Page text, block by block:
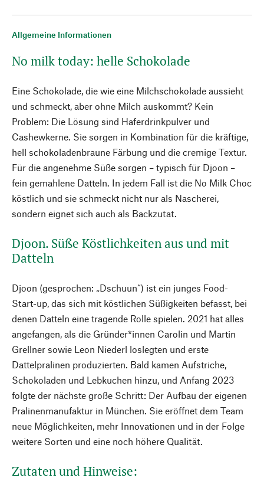
Allgemeine Informationen
No milk today: helle Schokolade
Eine Schokolade, die wie eine Milchschokolade aussieht
und schmeckt, aber ohne Milch auskommt? Kein
Problem: Die Lösung sind Haferdrinkpulver und
Cashewkerne. Sie sorgen in Kombination für die kräftige,
hell schokoladenbraune Färbung und die cremige Textur.
Für die angenehme Süße sorgen – typisch für Djoon –
fein gemahlene Datteln. In jedem Fall ist die No Milk Choc
köstlich und sie schmeckt nicht nur als Nascherei,
sondern eignet sich auch als Backzutat.
Djoon. Süße Köstlichkeiten aus und mit
Datteln
Djoon (gesprochen: „Dschuun“) ist ein junges Food-
Start-up, das sich mit köstlichen Süßigkeiten befasst, bei
denen Datteln eine tragende Rolle spielen. 2021 hat alles
angefangen, als die Gründer*innen Carolin und Martin
Grellner sowie Leon Niederl loslegten und erste
Dattelpralinen produzierten. Bald kamen Aufstriche,
Schokoladen und Lebkuchen hinzu, und Anfang 2023
folgte der nächste große Schritt: Der Aufbau der eigenen
Pralinenmanufaktur in München. Sie eröffnet dem Team
neue Möglichkeiten, mehr Innovationen und in der Folge
weitere Sorten und eine noch höhere Qualität.
Zutaten und Hinweise: